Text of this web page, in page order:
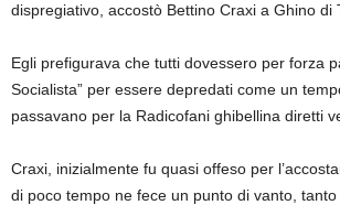
dispregiativo, accostò Bettino Craxi a Ghino di
Egli prefigurava che tutti dovessero per forza
Socialista” per essere depredati come un
passavano per la Radicofani ghibellina diretti
Craxi, inizialmente fu quasi offeso per
di poco tempo ne fece un punto di vanto,